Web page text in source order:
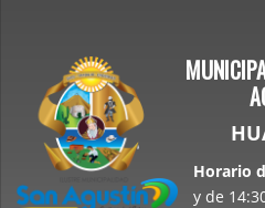
Horario
y de